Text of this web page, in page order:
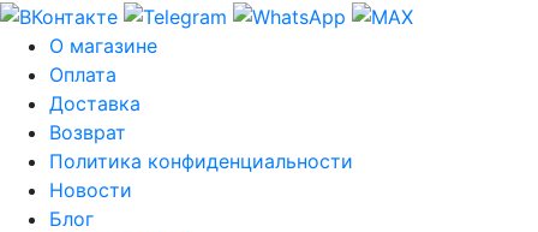
О магазине
Оплата
Доставка
Возврат
Политика конфиденциальности
Новости
Блог